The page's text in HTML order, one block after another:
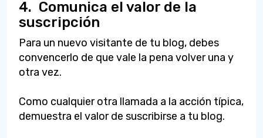
4. Comunica el valor de la
suscripción
Para un nuevo visitante de tu blog, debes
convencerlo de que vale la pena volver una y
otra vez.
Como cualquier otra llamada a la acción típica,
demuestra el valor de suscribirse a tu blog.